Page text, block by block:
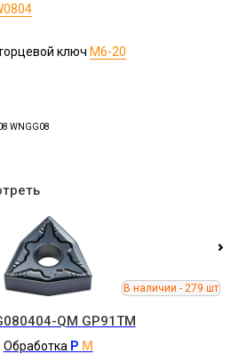
ключ М6-20
WNGG08
QM GP91TM
Обработка P M